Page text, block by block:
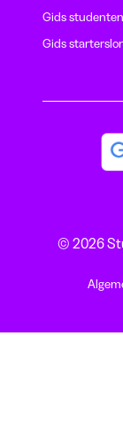
Gids
Gids
© 2026